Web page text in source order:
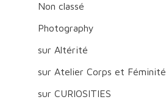
Non classé
Photography
sur Altérité
sur Atelier Corps et Féminité
sur CURIOSITIES